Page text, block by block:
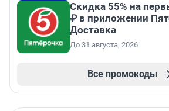
Скидка 55% на
₽ в приложении
Доставка
До 31 августа, 2026
Все промокоды